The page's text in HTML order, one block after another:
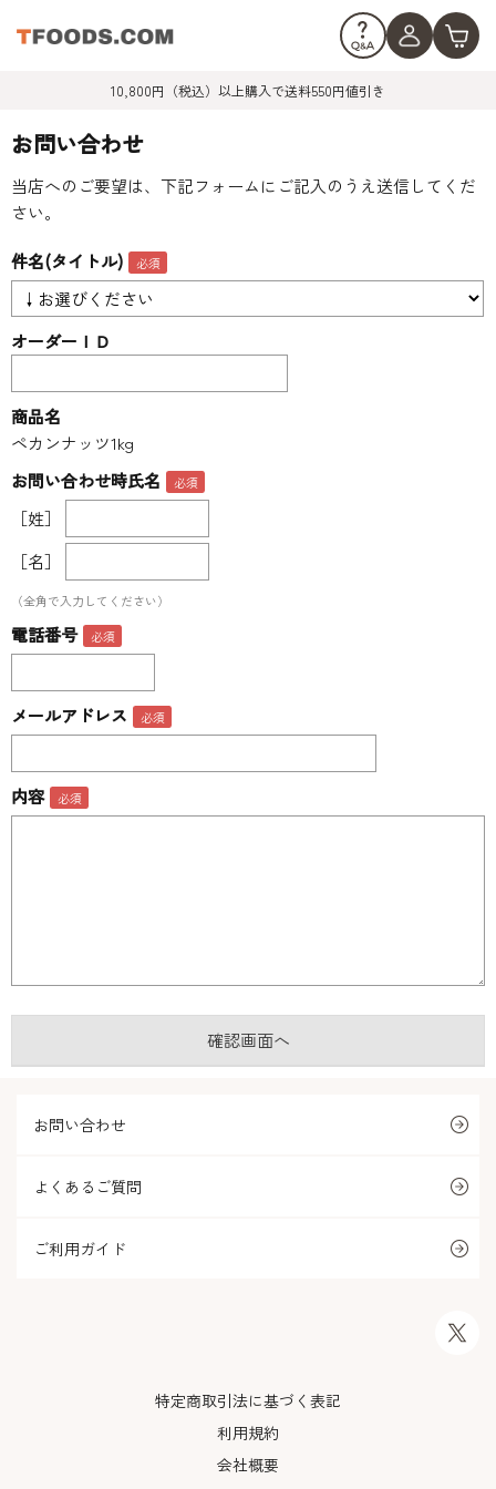
10,800円（税込）以上購入で送料550円値引き
お問い合わせ
当店へのご要望は、下記フォームにご記入のうえ送信してくだ
さい。
件名(タイトル)
オーダーＩＤ
商品名
ペカンナッツ1kg
お問い合わせ時氏名
［姓］
［名］
（全角で入力してください）
電話番号
メールアドレス
内容
お問い合わせ
よくあるご質問
ご利用ガイド
特定商取引法に基づく表記
利用規約
会社概要